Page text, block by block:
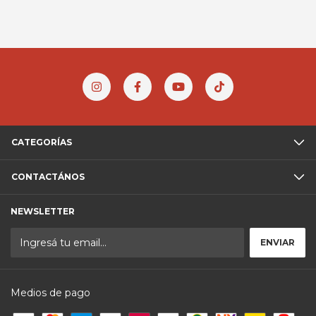
CATEGORÍAS
CONTACTÁNOS
NEWSLETTER
Medios de pago